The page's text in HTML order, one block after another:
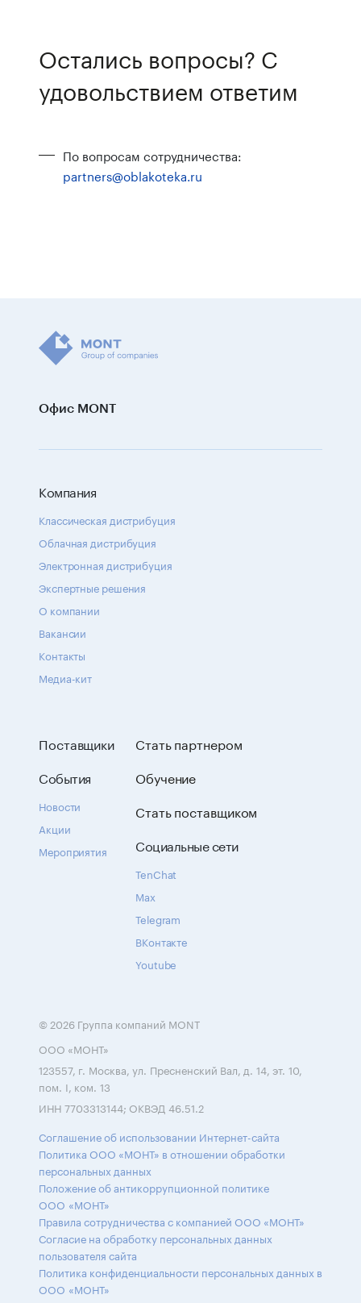
Остались вопросы? С
удовольствием ответим
По вопросам сотрудничества:
partners@oblakoteka.ru
Офис MONT
Компания
Классическая дистрибуция
Облачная дистрибуция
Электронная дистрибуция
Экспертные решения
О компании
Вакансии
Контакты
Медиа-кит
Поставщики
События
Новости
Акции
Мероприятия
Стать партнером
Обучение
Стать поставщиком
Социальные сети
TenChat
Max
Telegram
ВКонтакте
Youtube
© 2026 Группа компаний MONT
ООО «МОНТ»
123557, г. Москва, ул. Пресненский Вал, д. 14, эт. 10,
пом. I, ком. 13
ИНН 7703313144; ОКВЭД 46.51.2
Соглашение об использовании Интернет-сайта
Политика ООО «МОНТ» в отношении обработки
персональных данных
Положение об антикоррупционной политике
ООО «МОНТ»
Правила сотрудничества с компанией ООО «МОНТ»
Согласие на обработку персональных данных
пользователя сайта
Политика конфиденциальности персональных данных в
ООО «МОНТ»